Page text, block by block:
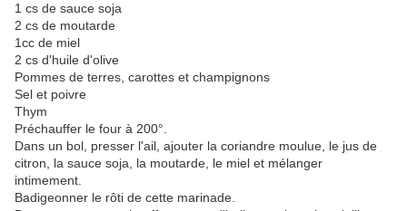
1 cs de sauce soja
2 cs de moutarde
1cc de miel
2 cs d'huile d'olive
Pommes de terres, carottes et champignons
Sel et poivre
Thym
Préchauffer le four à 200°.
Dans un bol, presser l'ail, ajouter la coriandre moulue, le jus de
citron, la sauce soja, la moutarde, le miel et mélanger
intimement.
Badigeonner le rôti de cette marinade.